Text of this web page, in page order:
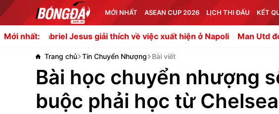
MỚI NHẤT ASEAN CUP 2026 LỊCH THI ĐẤU KẾT
Mới nhất:
Jesus giải thích về việc xuất hiện ở Napoli Man Utd đón tín hiệu
Trang chủ Tin Chuyển Nhượng Bài viết
Bài học chuyển nhượng
buộc phải học từ Chelsea